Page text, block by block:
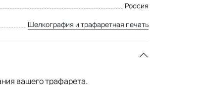
Россия
Шелкография и трафаретная печать
вашего трафарета.